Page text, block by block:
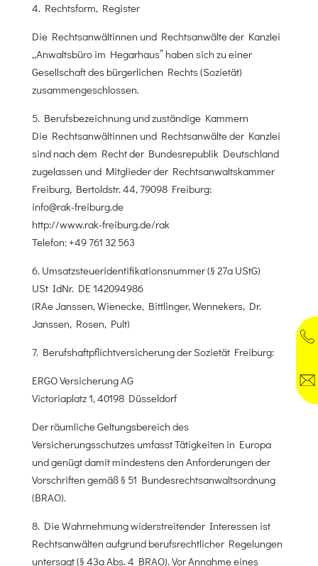
4. Rechtsform, Register
Die Rechtsanwältinnen und Rechtsanwälte der Kanzlei
„Anwaltsbüro im Hegarhaus” haben sich zu einer
Gesellschaft des bürgerlichen Rechts (Sozietät)
zusammengeschlossen.
5. Berufsbezeichnung und zuständige Kammern
Die Rechtsanwältinnen und Rechtsanwälte der Kanzlei
sind nach dem Recht der Bundesrepublik Deutschland
zugelassen und Mitglieder der Rechtsanwaltskammer
Freiburg, Bertoldstr. 44, 79098 Freiburg:
info@rak-freiburg.de
http://www.rak-freiburg.de/rak
Telefon: +49 761 32 563
6. Umsatzsteueridentifikationsnummer (§ 27a UStG)
USt IdNr. DE 142094986
(RAe Janssen, Wienecke, Bittlinger, Wennekers, Dr.
Janssen, Rosen, Pult)
7. Berufshaftpflichtversicherung der Sozietät Freiburg:
ERGO Versicherung AG
Victoriaplatz 1, 40198 Düsseldorf
Der räumliche Geltungsbereich des
Versicherungsschutzes umfasst Tätigkeiten in Europa
und genügt damit mindestens den Anforderungen der
Vorschriften gemäß § 51 Bundesrechtsanwaltsordnung
(BRAO).
8. Die Wahrnehmung widerstreitender Interessen ist
Rechtsanwälten aufgrund berufsrechtlicher Regelungen
untersagt (§ 43a Abs. 4 BRAO). Vor Annahme eines